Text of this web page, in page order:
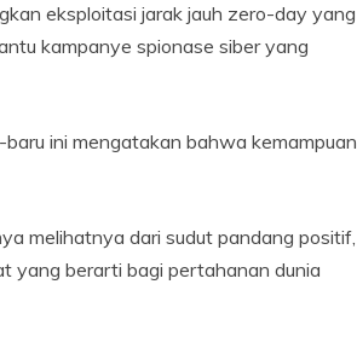
eksploitasi jarak jauh zero-day yang
kampanye spionase siber yang
ini mengatakan bahwa kemampuan
melihatnya dari sudut pandang positif,
yang berarti bagi pertahanan dunia